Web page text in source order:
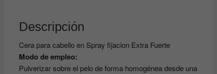
Descripción
Cera para cabello en Spray fijacion Extra Fuerte
Modo de empleo:
Pulverizar sobre el pelo de forma homogénea desde una